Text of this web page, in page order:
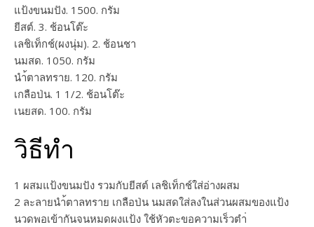
แป้งขนมปัง. 1500. กรัม
ยีสต์. 3. ช้อนโต๊ะ
เลชิเท็กช์(ผงนุ่ม). 2. ช้อนชา
นมสด. 1050. กรัม
นำ้ตาลทราย. 120. กรัม
เกลือป่น. 1 1/2. ช้อนโต๊ะ
เนยสด. 100. กรัม
วิธีทำ
1 ผสมแป้งขนมปัง รวมกับยีสต์ เลชิเท็กช์ใส่อ่างผสม
2 ละลายนำ้ตาลทราย เกลือป่น นมสดใส่ลงในส่วนผสมของแป้ง
นวดพอเข้ากันจนหมดผงแป้ง ใช้หัวตะขอความเร็วตำ่